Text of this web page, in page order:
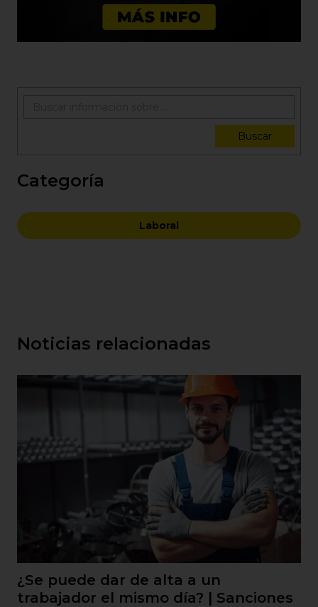
Buscar
Categoría
Laboral
Noticias relacionadas
¿Se puede dar de alta a un
trabajador el mismo día? | Sanciones